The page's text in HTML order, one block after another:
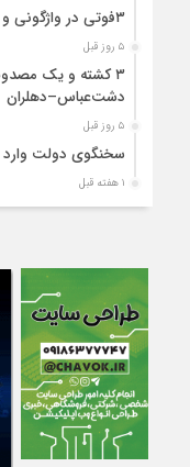
۳فوتی در واژگونی و آتش‌سوزی پژو ۴۰۵ در کمربندی شرقی ایلام
۵ روز قبل
دشت‌عباس–دهلران
۵ روز قبل
سخنگوی دولت وارد
۱ هفته قبل
استقرار
واژگونی مرگبار پژوپارس در محور
۱ هفته قبل
۴کشته و یک مصدوم
دهلران
۱ هفته قبل
انتقال هوایی زائر
۱ هفته قبل